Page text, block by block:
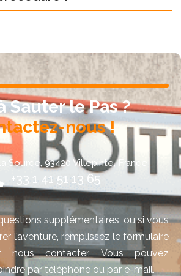
Sauter le Pas ?
nous !
Source, 93420 Villepinte, France
+33 1 41 51 13 65
supplémentaires, ou si vous
l’aventure, remplissez le formulaire
nous contacter. Vous pouvez
par téléphone ou par e-mail.